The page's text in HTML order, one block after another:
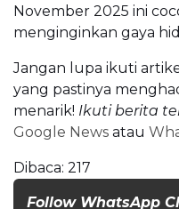
November 2025 ini
menginginkan gaya
Jangan lupa ikuti
yang pastinya
menarik! Ikuti berita
Google News atau
Dibaca: 217
Follow WhatsApp